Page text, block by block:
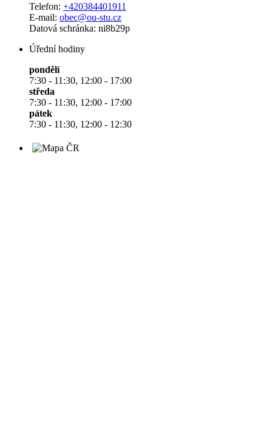
Telefon: +420384401911
E-mail: obec@ou-stu.cz
Datová schránka: ni8b29p
Úřední hodiny
pondělí
7:30 - 11:30, 12:00 - 17:00
středa
7:30 - 11:30, 12:00 - 17:00
pátek
7:30 - 11:30, 12:00 - 12:30